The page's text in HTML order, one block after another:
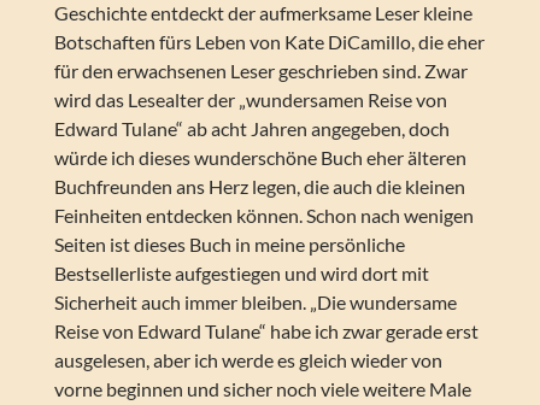
Geschichte entdeckt der aufmerksame Leser kleine
Botschaften fürs Leben von Kate DiCamillo, die eher
für den erwachsenen Leser geschrieben sind. Zwar
wird das Lesealter der „wundersamen Reise von
Edward Tulane“ ab acht Jahren angegeben, doch
würde ich dieses wunderschöne Buch eher älteren
Buchfreunden ans Herz legen, die auch die kleinen
Feinheiten entdecken können. Schon nach wenigen
Seiten ist dieses Buch in meine persönliche
Bestsellerliste aufgestiegen und wird dort mit
Sicherheit auch immer bleiben. „Die wundersame
Reise von Edward Tulane“ habe ich zwar gerade erst
ausgelesen, aber ich werde es gleich wieder von
vorne beginnen und sicher noch viele weitere Male